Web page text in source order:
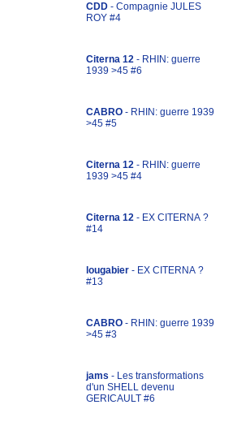
CDD - Compagnie JULES
ROY #4
Citerna 12 - RHIN: guerre
1939 >45 #6
CABRO - RHIN: guerre 1939
>45 #5
Citerna 12 - RHIN: guerre
1939 >45 #4
Citerna 12 - EX CITERNA ?
#14
lougabier - EX CITERNA ?
#13
CABRO - RHIN: guerre 1939
>45 #3
jams - Les transformations
d'un SHELL devenu
GERICAULT #6